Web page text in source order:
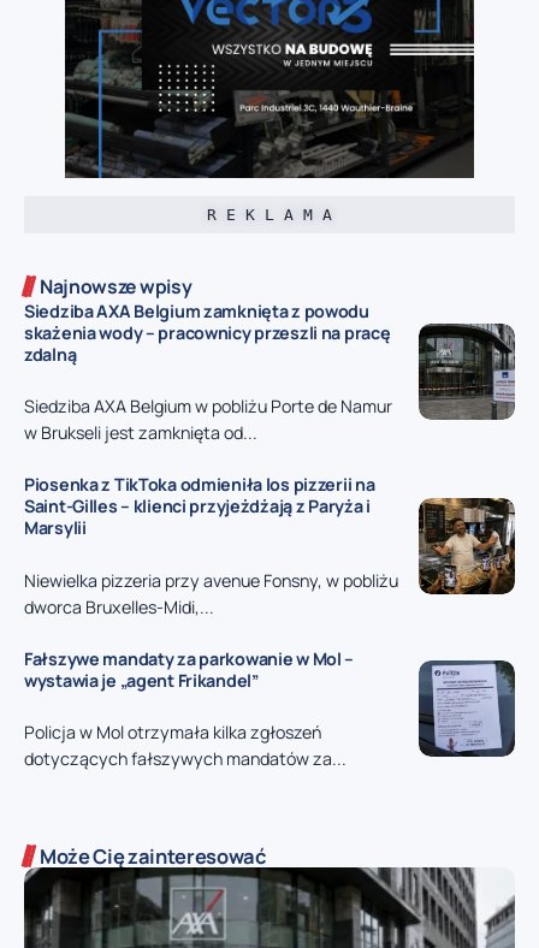
R E K L A M A
Najnowsze wpisy
Siedziba AXA Belgium zamknięta z powodu
skażenia wody – pracownicy przeszli na pracę
zdalną
Siedziba AXA Belgium w pobliżu Porte de Namur
w Brukseli jest zamknięta od...
Piosenka z TikToka odmieniła los pizzerii na
Saint-Gilles – klienci przyjeżdżają z Paryża i
Marsylii
Niewielka pizzeria przy avenue Fonsny, w pobliżu
dworca Bruxelles-Midi,...
Fałszywe mandaty za parkowanie w Mol –
wystawia je „agent Frikandel”
Policja w Mol otrzymała kilka zgłoszeń
dotyczących fałszywych mandatów za...
Może Cię zainteresować